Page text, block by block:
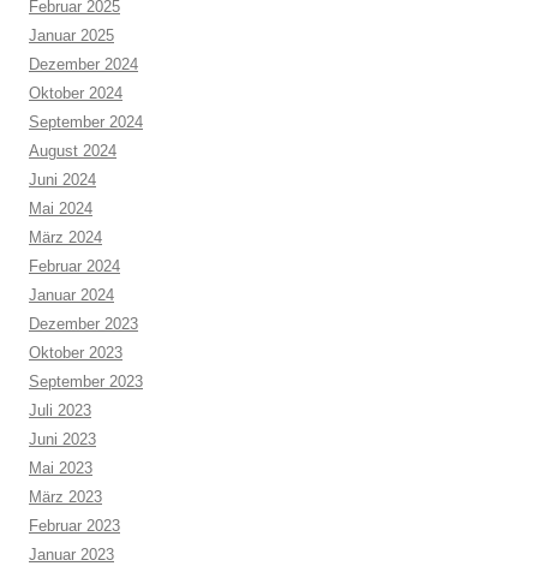
Februar 2025
Januar 2025
Dezember 2024
Oktober 2024
September 2024
August 2024
Juni 2024
Mai 2024
März 2024
Februar 2024
Januar 2024
Dezember 2023
Oktober 2023
September 2023
Juli 2023
Juni 2023
Mai 2023
März 2023
Februar 2023
Januar 2023